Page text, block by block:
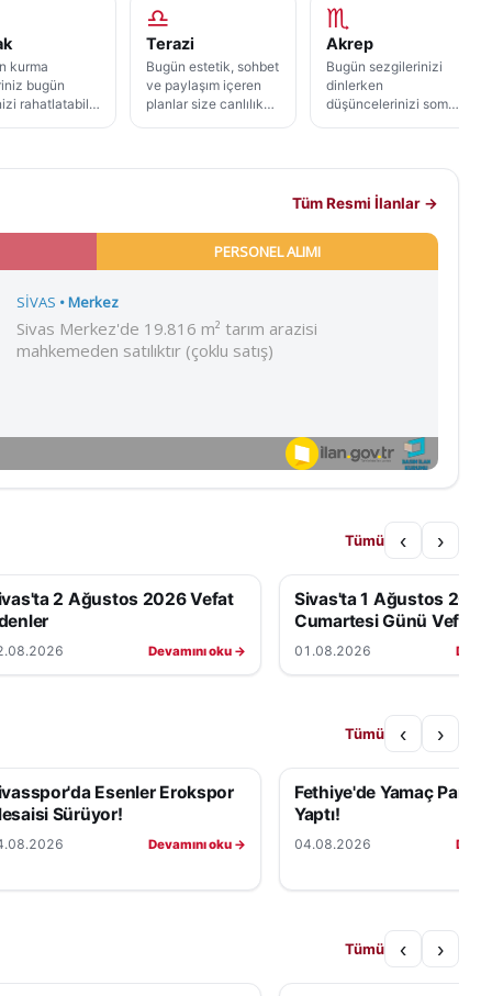
kurma
bugün
rahatlatabilir,
bir ferahlık
♎
Terazi
Bugün estetik, sohbet
ve paylaşım içeren
planlar size canlılık
♏
Akrep
Bugün sezgilerinizi
dinlerken
düşüncelerinizi somut
bir alan bulmanız,
daha dengeli
Tüm Resmi İlanlar →
Tümü ‹ ›
2 Ağustos 2026 Vefat
Devamını oku →
Sivas'ta 1 Ağustos 2026
Cumartesi Günü Vefat
01.08.2026
Tümü ‹ ›
Esenler Erokspor
Sürüyor!
Devamını oku →
Fethiye'de Yamaç
Yaptı!
04.08.2026
Tümü ‹ ›